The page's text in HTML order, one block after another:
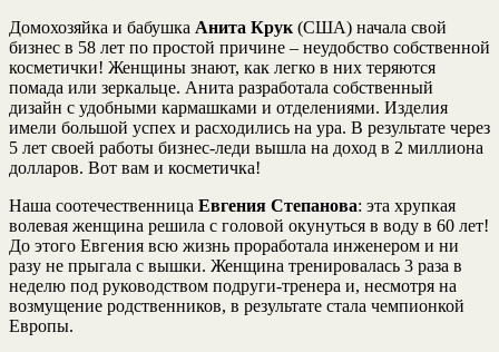
Домохозяйка и бабушка Анита Крук (США) начала свой
бизнес в 58 лет по простой причине – неудобство собственной
косметички! Женщины знают, как легко в них теряются
помада или зеркальце. Анита разработала собственный
дизайн с удобными кармашками и отделениями. Изделия
имели большой успех и расходились на ура. В результате через
5 лет своей работы бизнес-леди вышла на доход в 2 миллиона
долларов. Вот вам и косметичка!
Наша соотечественница Евгения Степанова: эта хрупкая
волевая женщина решила с головой окунуться в воду в 60 лет!
До этого Евгения всю жизнь проработала инженером и ни
разу не прыгала с вышки. Женщина тренировалась 3 раза в
неделю под руководством подруги-тренера и, несмотря на
возмущение родственников, в результате стала чемпионкой
Европы.